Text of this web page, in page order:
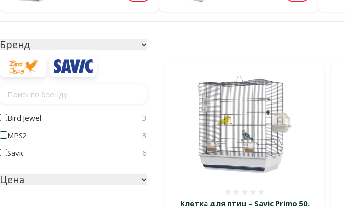
Бренд
Поиск по бренду
Bird Jewel
3
MPS2
3
Savic
6
Цена
Клетка для птиц – Savic Primo 50,